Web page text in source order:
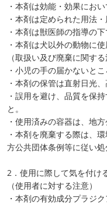
・本剤は効能・効果にお
・本剤は定められた用法
・本剤は獣医師の指導の下
・本剤は犬以外の動物に使
（取扱い及び廃棄に関する
・小児の手の届かないと
・本剤の保管は直射日光
・誤用を避け、品質を保
と。
・使用済みの容器は、地
・本剤を廃棄する際は、
方公共団体条例等に従い処
2．使用に際して気を付け
（使用者に対する注意）
・本剤の有効成分プラジ